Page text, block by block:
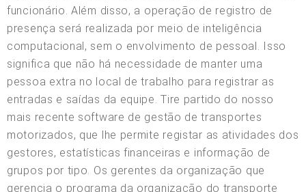
funcionário. Além disso, a operação de registro de
presença será realizada por meio de inteligência
computacional, sem o envolvimento de pessoal. Isso
significa que não há necessidade de manter uma
pessoa extra no local de trabalho para registrar as
entradas e saídas da equipe. Tire partido do nosso
mais recente software de gestão de transportes
motorizados, que lhe permite registar as atividades dos
gestores, estatísticas financeiras e informação de
grupos por tipo. Os gerentes da organização que
gerencia o programa da organização do transporte